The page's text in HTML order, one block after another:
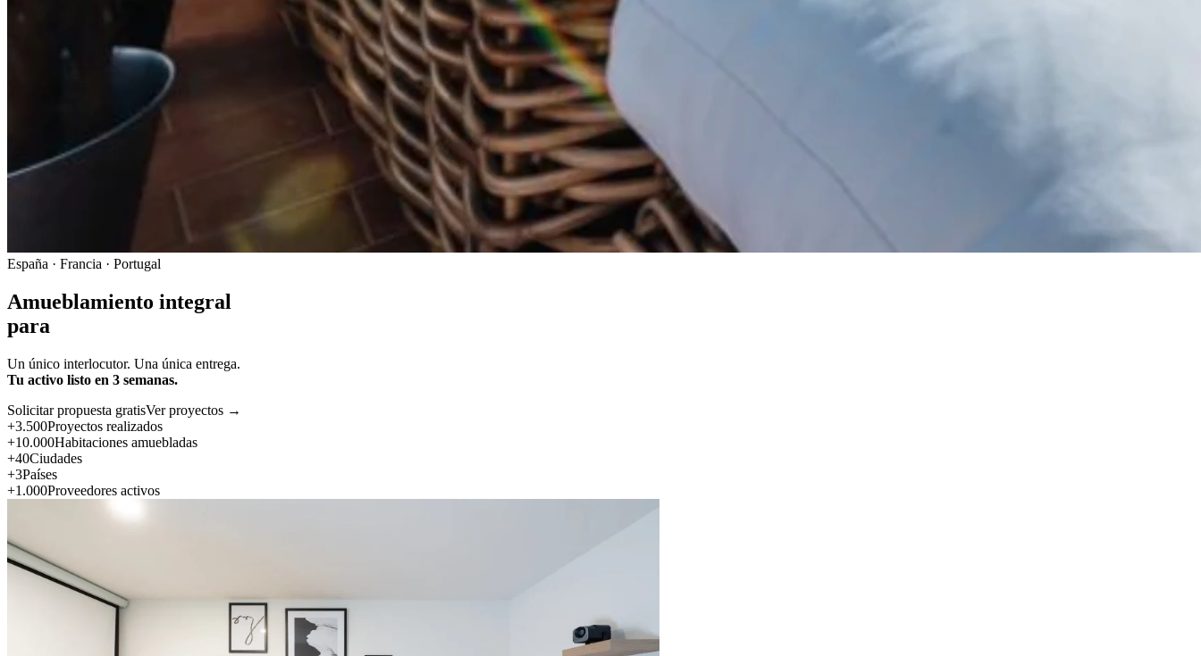
España · Francia · Portugal
Amueblamiento integral
para
Un único interlocutor. Una única entrega.
Tu activo listo en 3 semanas.
Solicitar propuesta gratisVer proyectos →
+3.500Proyectos realizados
+10.000Habitaciones amuebladas
+40Ciudades
+3Países
+1.000Proveedores activos